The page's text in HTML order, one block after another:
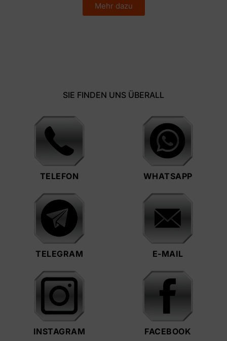
Mehr dazu
SIE FINDEN UNS ÜBERALL
TELEFON WHATSAPP
TELEGRAM E-MAIL
INSTAGRAM FACEBOOK